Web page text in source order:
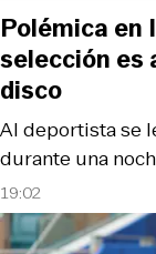
19:02
Al deportista se
durante una
Polémica en
selección es
disco